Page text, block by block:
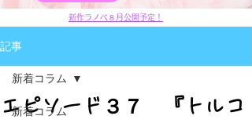
新作ラノベ８月公開予定！
記事
新着コラム
新着コラム
エピソード３７ 『トルコ